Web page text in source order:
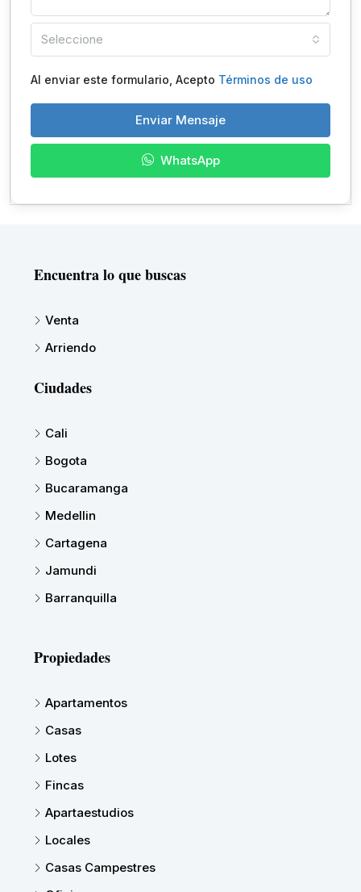
Seleccione
Al enviar este formulario, Acepto Términos de uso
Enviar Mensaje
WhatsApp
Encuentra lo que buscas
Venta
Arriendo
Ciudades
Cali
Bogota
Bucaramanga
Medellin
Cartagena
Jamundi
Barranquilla
Propiedades
Apartamentos
Casas
Lotes
Fincas
Apartaestudios
Locales
Casas Campestres